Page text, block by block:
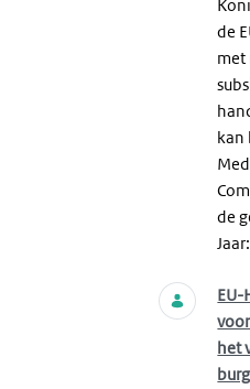
de
met
kan
de
Jaar:
EU-
het